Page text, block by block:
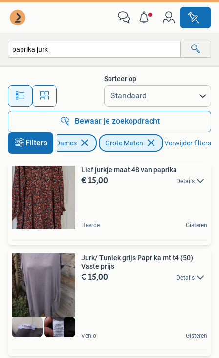
Alle afstanden…
Sorteer op
Bewaar je zoekopdracht
Filters
Kleding | Dames Grote Maten Verwijder filters
Lief jurkje maat 48 van paprika
€ 15,00 Details
Heerde Gisteren
Jurk/ Tuniek grijs Paprika mt t4 (50)
Vaste prijs
€ 15,00 Details
Venlo Gisteren